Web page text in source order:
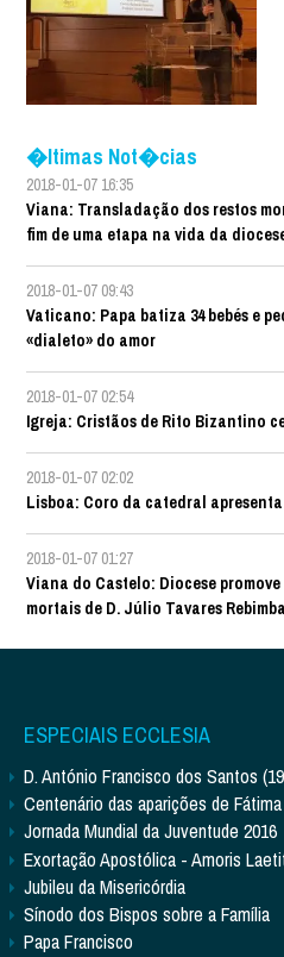
�ltimas Not�cias
2018-01-07 16:35
Viana: Transladação dos restos
fim de uma etapa na vida da
2018-01-07 09:43
Vaticano: Papa batiza 34 bebés e
«dialeto» do amor
2018-01-07 02:54
Igreja: Cristãos de Rito Bizantino
2018-01-07 02:02
Lisboa: Coro da catedral
2018-01-07 01:27
Viana do Castelo: Diocese
mortais de D. Júlio Tavares
ESPECIAIS ECCLESIA
D. António Francisco dos Santos
Centenário das aparições de Fátima
Jornada Mundial da Juventude 2016
Exortação Apostólica - Amoris
Jubileu da Misericórdia
Sínodo dos Bispos sobre a Família
Papa Francisco